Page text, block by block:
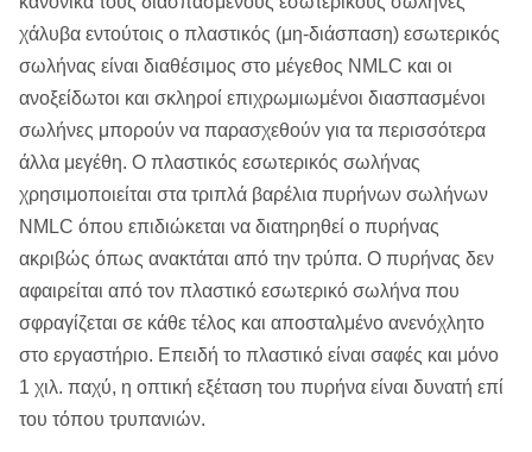
χάλυβα εντούτοις ο πλαστικός (μη-διάσπαση) εσωτερικός
σωλήνας είναι διαθέσιμος στο μέγεθος NMLC και οι
ανοξείδωτοι και σκληροί επιχρωμιωμένοι διασπασμένοι
σωλήνες μπορούν να παρασχεθούν για τα περισσότερα
άλλα μεγέθη. Ο πλαστικός εσωτερικός σωλήνας
χρησιμοποιείται στα τριπλά βαρέλια πυρήνων σωλήνων
NMLC όπου επιδιώκεται να διατηρηθεί ο πυρήνας
ακριβώς όπως ανακτάται από την τρύπα. Ο πυρήνας δεν
αφαιρείται από τον πλαστικό εσωτερικό σωλήνα που
σφραγίζεται σε κάθε τέλος και αποσταλμένο ανενόχλητο
στο εργαστήριο. Επειδή το πλαστικό είναι σαφές και μόνο
1 χιλ. παχύ, η οπτική εξέταση του πυρήνα είναι δυνατή επί
του τόπου τρυπανιών.